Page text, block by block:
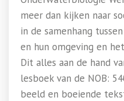
meer dan kijken naar
in de samenhang
en hun omgeving en
Dit alles aan de hand
lesboek van de NOB:
beeld en boeiende